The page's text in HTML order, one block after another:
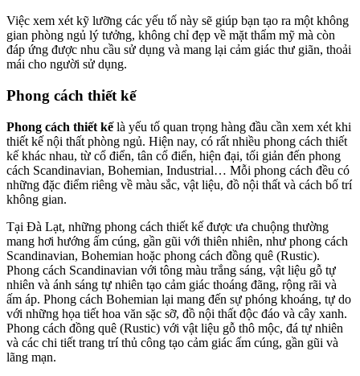
Việc xem xét kỹ lưỡng các yếu tố này sẽ giúp bạn tạo ra một không
gian phòng ngủ lý tưởng, không chỉ đẹp về mặt thẩm mỹ mà còn
đáp ứng được nhu cầu sử dụng và mang lại cảm giác thư giãn, thoải
mái cho người sử dụng.
Phong cách thiết kế
Phong cách thiết kếlà yếu tố quan trọng hàng đầu cần xem xét khi
thiết kế nội thất phòng ngủ. Hiện nay, có rất nhiều phong cách thiết
kế khác nhau, từ cổ điển, tân cổ điển, hiện đại, tối giản đến phong
cách Scandinavian, Bohemian, Industrial… Mỗi phong cách đều có
những đặc điểm riêng về màu sắc, vật liệu, đồ nội thất và cách bố trí
không gian.
Tại Đà Lạt, những phong cách thiết kế được ưa chuộng thường
mang hơi hướng ấm cúng, gần gũi với thiên nhiên, như phong cách
Scandinavian, Bohemian hoặc phong cách đồng quê (Rustic).
Phong cách Scandinavian với tông màu trắng sáng, vật liệu gỗ tự
nhiên và ánh sáng tự nhiên tạo cảm giác thoáng đãng, rộng rãi và
ấm áp. Phong cách Bohemian lại mang đến sự phóng khoáng, tự do
với những họa tiết hoa văn sặc sỡ, đồ nội thất độc đáo và cây xanh.
Phong cách đồng quê (Rustic) với vật liệu gỗ thô mộc, đá tự nhiên
và các chi tiết trang trí thủ công tạo cảm giác ấm cúng, gần gũi và
lãng mạn.